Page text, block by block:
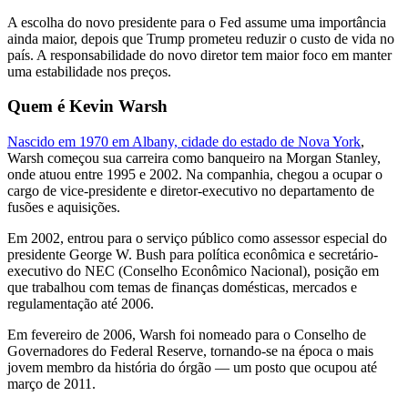
A escolha do novo presidente para o Fed assume uma importância
ainda maior, depois que Trump prometeu reduzir o custo de vida no
país. A responsabilidade do novo diretor tem maior foco em manter
uma estabilidade nos preços.
Quem é Kevin Warsh
Nascido em 1970 em Albany, cidade do estado de Nova York,
Warsh começou sua carreira como banqueiro na Morgan Stanley,
onde atuou entre 1995 e 2002. Na companhia, chegou a ocupar o
cargo de vice-presidente e diretor-executivo no departamento de
fusões e aquisições.
Em 2002, entrou para o serviço público como assessor especial do
presidente George W. Bush para política econômica e secretário-
executivo do NEC (Conselho Econômico Nacional), posição em
que trabalhou com temas de finanças domésticas, mercados e
regulamentação até 2006.
Em fevereiro de 2006, Warsh foi nomeado para o Conselho de
Governadores do Federal Reserve, tornando-se na época o mais
jovem membro da história do órgão — um posto que ocupou até
março de 2011.